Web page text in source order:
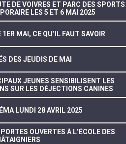
DE VOIVRES ET PARC DES SPORTS
LES 5 ET 6 MAI 2025
MAI, CE QU’IL FAUT SAVOIR
DES JEUDIS DE MAI
JEUNES SENSIBILISENT LES
SUR LES DÉJECTIONS CANINES
LUNDI 28 AVRIL 2025
OUVERTES À L’ÉCOLE DES